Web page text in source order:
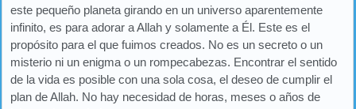
este pequeño planeta girando en un universo aparentemente
infinito, es para adorar a Allah y solamente a Él. Este es el
propósito para el que fuimos creados. No es un secreto o un
misterio ni un enigma o un rompecabezas. Encontrar el sentido
de la vida es posible con una sola cosa, el deseo de cumplir el
plan de Allah. No hay necesidad de horas, meses o años de